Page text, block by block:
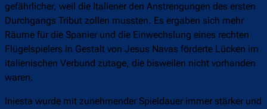
gefährlicher, weil die Italiener den Anstrengungen des ersten
Durchgangs Tribut zollen mussten. Es ergaben sich mehr
Räume für die Spanier und die Einwechslung eines rechten
Flügelspielers in Gestalt von Jesus Navas förderte Lücken im
italienischen Verbund zutage, die bisweilen nicht vorhanden
waren.
Iniesta wurde mit zunehmender Spieldauer immer stärker und